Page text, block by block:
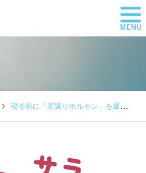
寝る前に「若返りホルモン」を爆発させる方法！